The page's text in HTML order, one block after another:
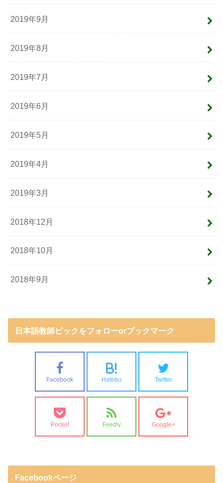
2019年9月
2019年8月
2019年7月
2019年6月
2019年5月
2019年4月
2019年3月
2018年12月
2018年10月
2018年9月
日本語教師ピックをフォローorブックマーク
Facebook
B!
Hatebu Twitter
Pocket Feedly Google+
Facebookページ